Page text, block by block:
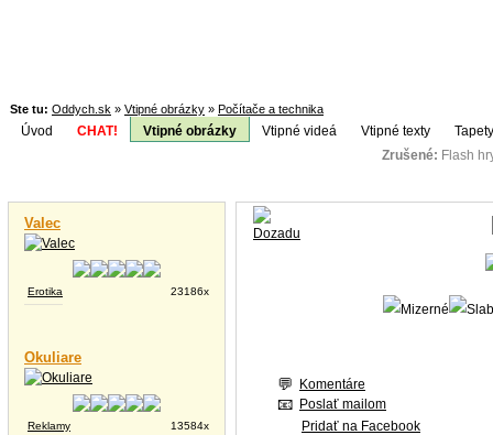
Ste tu: Oddych.sk » Vtipné obrázky » Počítače a technika
Úvod CHAT! Vtipné obrázky Vtipné videá Vtipné texty
Zrušené: Flash
Valec
Erotika 23186x
Okuliare
Reklamy 13584x
Komentáre
Poslať mailom
Pridať na Facebook